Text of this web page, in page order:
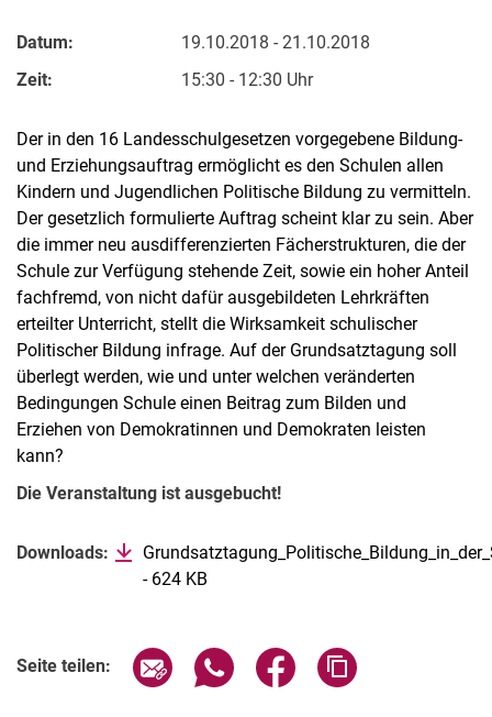
Datum:
19.10.2018 - 21.10.2018
Zeit:
15:30 - 12:30 Uhr
Der in den 16 Landesschulgesetzen vorgegebene Bildung-
und Erziehungsauftrag ermöglicht es den Schulen allen
Kindern und Jugendlichen Politische Bildung zu vermitteln.
Der gesetzlich formulierte Auftrag scheint klar zu sein. Aber
die immer neu ausdifferenzierten Fächerstrukturen, die der
Schule zur Verfügung stehende Zeit, sowie ein hoher Anteil
fachfremd, von nicht dafür ausgebildeten Lehrkräften
erteilter Unterricht, stellt die Wirksamkeit schulischer
Politischer Bildung infrage. Auf der Grundsatztagung soll
überlegt werden, wie und unter welchen veränderten
Bedingungen Schule einen Beitrag zum Bilden und
Erziehen von Demokratinnen und Demokraten leisten
kann?
Die Veranstaltung ist ausgebucht!
Verwandte Links
Downloads:
- 624 KB
Seite teilen: Seite über E-Mail teilen
Seite über WhatsApp teilen
Seite über Facebook